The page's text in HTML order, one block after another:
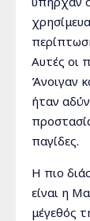
Αυτές οι
Άνοιγαν
ήταν
παγίδες.
Η πιο
είναι η
μέγεθός